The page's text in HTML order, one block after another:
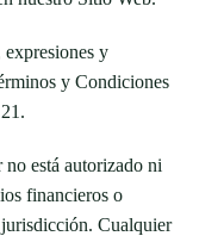
y
y Condiciones
está autorizado ni
financieros o
Cualquier